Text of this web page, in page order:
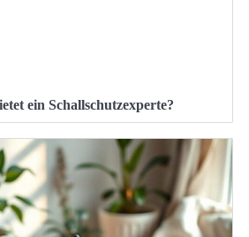
ein Schallschutzexperte?